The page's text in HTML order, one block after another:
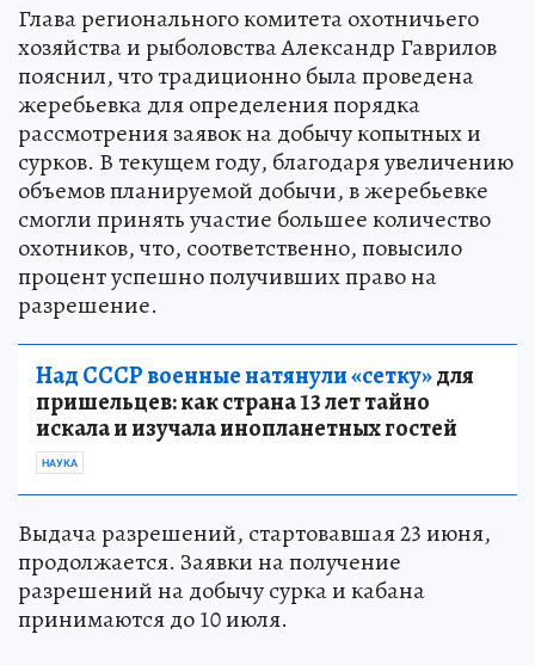
Глава регионального комитета охотничьего
хозяйства и рыболовства Александр Гаврилов
пояснил, что традиционно была проведена
жеребьевка для определения порядка
рассмотрения заявок на добычу копытных и
сурков. В текущем году, благодаря увеличению
объемов планируемой добычи, в жеребьевке
смогли принять участие большее количество
охотников, что, соответственно, повысило
процент успешно получивших право на
разрешение.
Над СССР военные натянули «сетку»для
пришельцев: как страна 13 лет тайно
искала и изучала инопланетных гостей
НАУКА
Выдача разрешений, стартовавшая 23 июня,
продолжается. Заявки на получение
разрешений на добычу сурка и кабана
принимаются до 10 июля.